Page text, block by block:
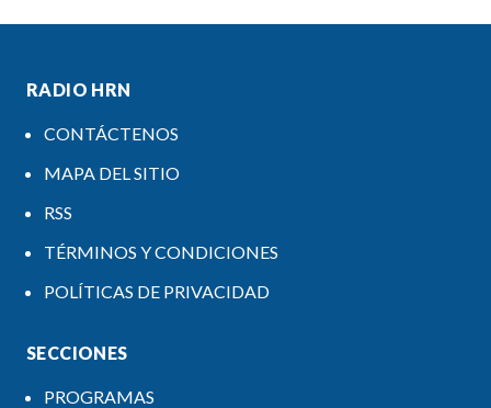
RADIO HRN
CONTÁCTENOS
MAPA DEL SITIO
RSS
TÉRMINOS Y CONDICIONES
POLÍTICAS DE PRIVACIDAD
SECCIONES
PROGRAMAS